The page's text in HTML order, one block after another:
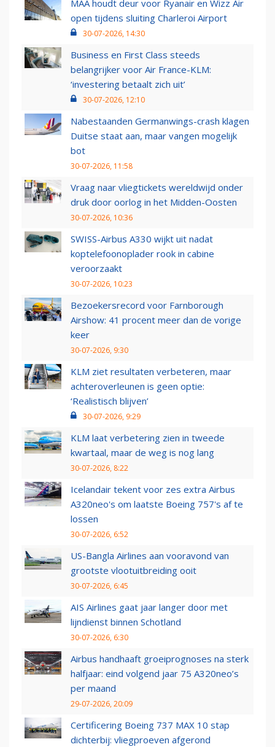
MAA houdt deur voor Ryanair en Wizz Air
open tijdens sluiting Charleroi Airport
30-07-2026, 14:30
Business en First Class steeds
belangrijker voor Air France-KLM:
‘investering betaalt zich uit’
30-07-2026, 12:10
Nabestaanden Germanwings-crash klagen
Duitse staat aan, maar vangen mogelijk
bot
30-07-2026, 11:58
Vraag naar vliegtickets wereldwijd onder
druk door oorlog in het Midden-Oosten
30-07-2026, 10:36
SWISS-Airbus A330 wijkt uit nadat
koptelefoonoplader rook in cabine
veroorzaakt
30-07-2026, 10:23
Bezoekersrecord voor Farnborough
Airshow: 41 procent meer dan de vorige
keer
30-07-2026, 9:30
KLM ziet resultaten verbeteren, maar
achteroverleunen is geen optie:
‘Realistisch blijven’
30-07-2026, 9:29
KLM laat verbetering zien in tweede
kwartaal, maar de weg is nog lang
30-07-2026, 8:22
Icelandair tekent voor zes extra Airbus
A320neo's om laatste Boeing 757's af te
lossen
30-07-2026, 6:52
US-Bangla Airlines aan vooravond van
grootste vlootuitbreiding ooit
30-07-2026, 6:45
AIS Airlines gaat jaar langer door met
lijndienst binnen Schotland
30-07-2026, 6:30
Airbus handhaaft groeiprognoses na sterk
halfjaar: eind volgend jaar 75 A320neo’s
per maand
29-07-2026, 20:09
Certificering Boeing 737 MAX 10 stap
dichterbij: vliegproeven afgerond